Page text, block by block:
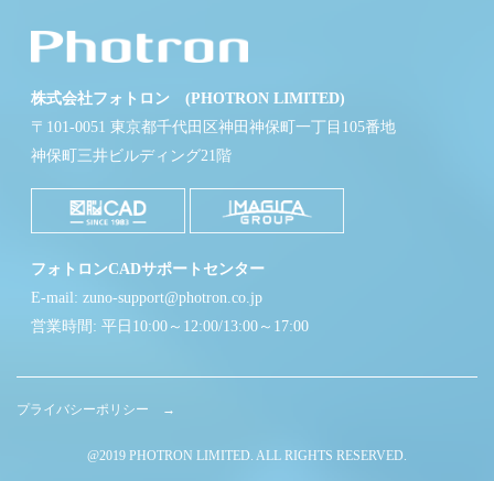
株式会社フォトロン (PHOTRON LIMITED)
〒101-0051 東京都千代田区神田神保町一丁目105番地
神保町三井ビルディング21階
フォトロンCADサポートセンター
E-mail: zuno-support@photron.co.jp
営業時間: 平日10:00～12:00/13:00～17:00
プライバシーポリシー →
@2019 PHOTRON LIMITED. ALL RIGHTS RESERVED.